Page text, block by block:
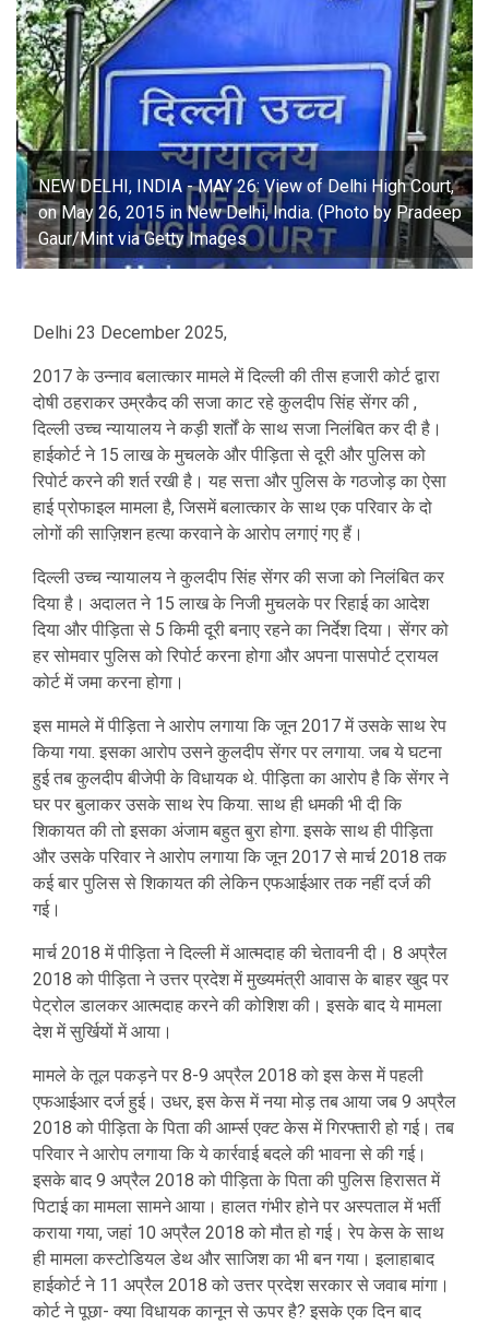
NEW DELHI, INDIA - MAY 26: View of Delhi High Court,
on May 26, 2015 in New Delhi, India. (Photo by Pradeep
Gaur/Mint via Getty Images
Delhi 23 December 2025,
2017 के उन्नाव बलात्कार मामले में दिल्ली की तीस हजारी कोर्ट द्वारा
दोषी ठहराकर उम्रकैद की सजा काट रहे कुलदीप सिंह सेंगर की ,
दिल्ली उच्च न्यायालय ने कड़ी शर्तों के साथ सजा निलंबित कर दी है।
हाईकोर्ट ने 15 लाख के मुचलके और पीड़िता से दूरी और पुलिस को
रिपोर्ट करने की शर्त रखी है। यह सत्ता और पुलिस के गठजोड़ का ऐसा
हाई प्रोफाइल मामला है, जिसमें बलात्कार के साथ एक परिवार के दो
लोगों की साज़िशन हत्या करवाने के आरोप लगाएं गए हैं।
दिल्ली उच्च न्यायालय ने कुलदीप सिंह सेंगर की सजा को निलंबित कर
दिया है। अदालत ने 15 लाख के निजी मुचलके पर रिहाई का आदेश
दिया और पीड़िता से 5 किमी दूरी बनाए रहने का निर्देश दिया। सेंगर को
हर सोमवार पुलिस को रिपोर्ट करना होगा और अपना पासपोर्ट ट्रायल
कोर्ट में जमा करना होगा।
इस मामले में पीड़िता ने आरोप लगाया कि जून 2017 में उसके साथ रेप
किया गया. इसका आरोप उसने कुलदीप सेंगर पर लगाया. जब ये घटना
हुई तब कुलदीप बीजेपी के विधायक थे. पीड़िता का आरोप है कि सेंगर ने
घर पर बुलाकर उसके साथ रेप किया. साथ ही धमकी भी दी कि
शिकायत की तो इसका अंजाम बहुत बुरा होगा. इसके साथ ही पीड़िता
और उसके परिवार ने आरोप लगाया कि जून 2017 से मार्च 2018 तक
कई बार पुलिस से शिकायत की लेकिन एफआईआर तक नहीं दर्ज की
गई।
मार्च 2018 में पीड़िता ने दिल्ली में आत्मदाह की चेतावनी दी। 8 अप्रैल
2018 को पीड़िता ने उत्तर प्रदेश में मुख्यमंत्री आवास के बाहर खुद पर
पेट्रोल डालकर आत्मदाह करने की कोशिश की। इसके बाद ये मामला
देश में सुर्खियों में आया।
मामले के तूल पकड़ने पर 8-9 अप्रैल 2018 को इस केस में पहली
एफआईआर दर्ज हुई। उधर, इस केस में नया मोड़ तब आया जब 9 अप्रैल
2018 को पीड़िता के पिता की आर्म्स एक्ट केस में गिरफ्तारी हो गई। तब
परिवार ने आरोप लगाया कि ये कार्रवाई बदले की भावना से की गई।
इसके बाद 9 अप्रैल 2018 को पीड़िता के पिता की पुलिस हिरासत में
पिटाई का मामला सामने आया। हालत गंभीर होने पर अस्पताल में भर्ती
कराया गया, जहां 10 अप्रैल 2018 को मौत हो गई। रेप केस के साथ
ही मामला कस्टोडियल डेथ और साजिश का भी बन गया। इलाहाबाद
हाईकोर्ट ने 11 अप्रैल 2018 को उत्तर प्रदेश सरकार से जवाब मांगा।
कोर्ट ने पूछा- क्या विधायक कानून से ऊपर है? इसके एक दिन बाद